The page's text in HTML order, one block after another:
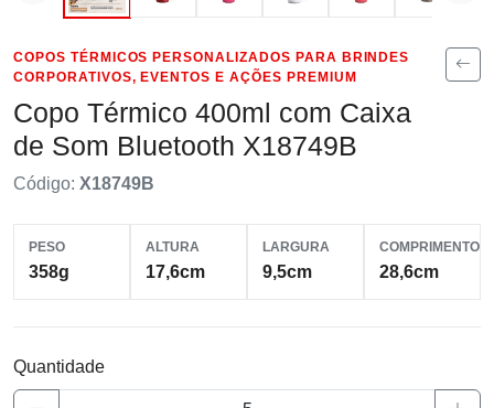
COPOS TÉRMICOS PERSONALIZADOS PARA BRINDES
CORPORATIVOS, EVENTOS E AÇÕES PREMIUM
Copo Térmico 400ml com Caixa
de Som Bluetooth X18749B
Código: X18749B
PESO
358g
ALTURA
17,6cm
LARGURA
9,5cm
COMPRIMENTO
28,6cm
Quantidade